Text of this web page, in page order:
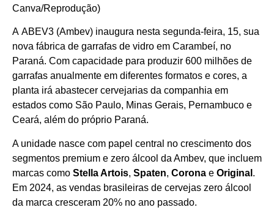
Canva/Reprodução)
A ABEV3 (Ambev) inaugura nesta segunda-feira, 15, sua
nova fábrica de garrafas de vidro em Carambeí, no
Paraná. Com capacidade para produzir 600 milhões de
garrafas anualmente em diferentes formatos e cores, a
planta irá abastecer cervejarias da companhia em
estados como São Paulo, Minas Gerais, Pernambuco e
Ceará, além do próprio Paraná.
A unidade nasce com papel central no crescimento dos
segmentos premium e zero álcool da Ambev, que incluem
marcas como Stella Artois, Spaten, Corona e Original .
Em 2024, as vendas brasileiras de cervejas zero álcool
da marca cresceram 20% no ano passado.